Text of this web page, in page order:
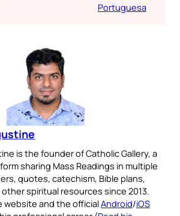
Portuguesa
is the founder of Catholic Gallery, a
sharing Mass Readings in multiple
quotes, catechism, Bible plans,
spiritual resources since 2013.
website and the officialAndroid/iOS